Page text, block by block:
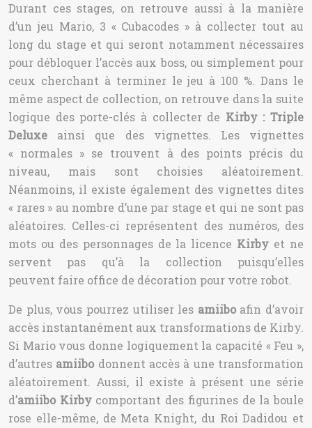
Durant ces stages, on retrouve aussi à la manière
d’un jeu Mario, 3 « Cubacodes » à collecter tout au
long du stage et qui seront notamment nécessaires
pour débloquer l’accès aux boss, ou simplement pour
ceux cherchant à terminer le jeu à 100 %. Dans le
même aspect de collection, on retrouve dans la suite
logique des porte-clés à collecter de Kirby : Triple
Deluxe ainsi que des vignettes. Les vignettes
« normales » se trouvent à des points précis du
niveau, mais sont choisies aléatoirement.
Néanmoins, il existe également des vignettes dites
« rares » au nombre d’une par stage et qui ne sont pas
aléatoires. Celles-ci représentent des numéros, des
mots ou des personnages de la licence Kirby et ne
servent pas qu’à la collection puisqu’elles
peuvent faire office de décoration pour votre robot.
De plus, vous pourrez utiliser les amiiboafin d’avoir
accès instantanément aux transformations de Kirby.
Si Mario vous donne logiquement la capacité « Feu »,
d’autres amiibo donnent accès à une transformation
aléatoirement. Aussi, il existe à présent une série
d’amiibo Kirby comportant des figurines de la boule
rose elle-même, de Meta Knight, du Roi Dadidou et